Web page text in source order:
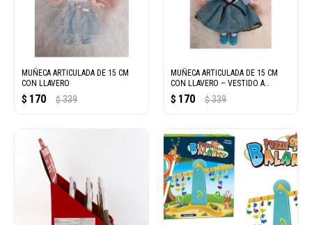
MUÑECA ARTICULADA DE 15 CM
CON LLAVERO
$ 170 $ 339
MUÑECA ARTICULADA DE 15 CM
CON LLAVERO – VESTIDO A
CUADROS
$ 170 $ 339